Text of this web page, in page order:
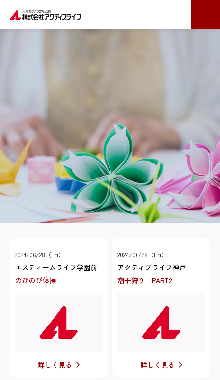
2024/06/28（Fri）
エスティームライフ学園前
のびのび体操
詳しく見る
2024/06/28（Fri）
アクティブライフ神戸
潮干狩り PART2
詳しく見る